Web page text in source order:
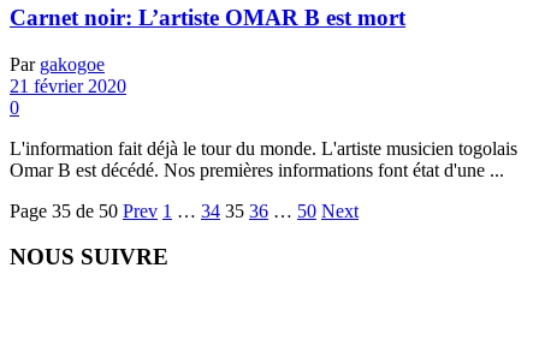
Carnet noir: L’artiste OMAR B est mort
Par gakogoe
21 février 2020
0
L'information fait déjà le tour du monde. L'artiste musicien togolais
Omar B est décédé. Nos premières informations font état d'une ...
Page 35 de 50 Prev 1 … 34 35 36 … 50 Next
NOUS SUIVRE